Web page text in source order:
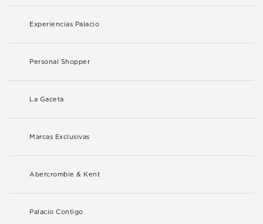
Experiencias Palacio
Personal Shopper
La Gaceta
Marcas Exclusivas
Abercrombie & Kent
Palacio Contigo